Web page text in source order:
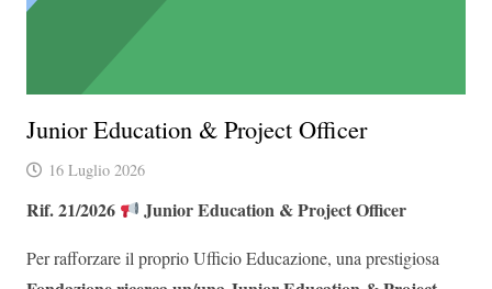
Junior Education & Project Officer
16 Luglio 2026
Rif. 21/2026 Junior Education & Project Officer
Per rafforzare il proprio Ufficio Educazione, una prestigiosa